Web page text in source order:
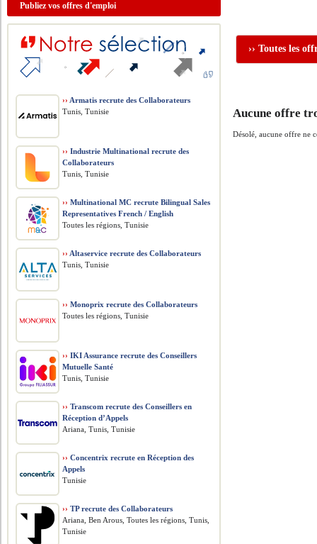
›› Toutes les
Aucune offre
Désolé, aucune offre ne
Publiez vos offres d'emploi
›› Armatis recrute des Collaborateurs
Tunis, Tunisie
›› Industrie Multinational recrute des
Collaborateurs
Tunis, Tunisie
›› Multinational MC recrute Bilingual Sales
Representatives French / English
Toutes les régions, Tunisie
›› Altaservice recrute des Collaborateurs
Tunis, Tunisie
›› Monoprix recrute des Collaborateurs
Toutes les régions, Tunisie
›› IKI Assurance recrute des Conseillers
Mutuelle Santé
Tunis, Tunisie
›› Transcom recrute des Conseillers en
Réception d’Appels
Ariana, Tunis, Tunisie
›› Concentrix recrute en Réception des
Appels
Tunisie
›› TP recrute des Collaborateurs
Ariana, Ben Arous, Toutes les régions, Tunis,
Tunisie